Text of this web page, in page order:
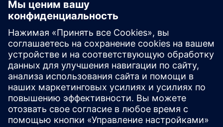
Обновления WinCC V8
Истории в движении
Видео| Сертифицированная кибербезопасность
высшего уровня
Видео| Гибкое управление через WebUx
Видео| Будущее мониторинга растений с помощью
приложения WinCC Companion
Видео| Готовая к будущему система SCADA на базе
искусственного интеллекта